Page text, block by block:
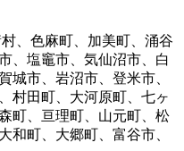
、色麻町、加美町、涌谷
、塩竈市、気仙沼市、白
城市、岩沼市、登米市、
村田町、大河原町、七ヶ
町、亘理町、山元町、松
和町、大郷町、富谷市、